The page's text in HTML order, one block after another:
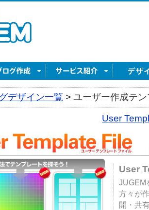
デザイン一覧 > ユーザー作成テ
User
User
JUGEM
方々が
開・共